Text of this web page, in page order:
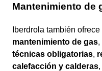
Mantenimiento de
Iberdrola también
mantenimiento de gas,
técnicas obligatorias,
calefacción y calderas